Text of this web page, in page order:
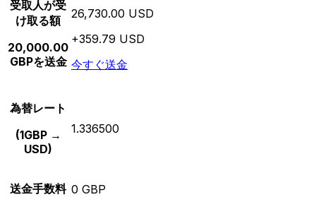
受取人が受
け取る額
20,000.00
GBPを送金
26,730.00 USD
+359.79 USD
今すぐ送金
為替レート
(1GBP →
USD)
1.336500
送金手数料 0 GBP